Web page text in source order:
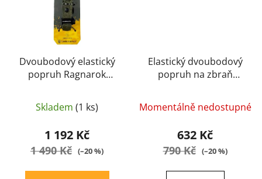
Dvoubodový elastický
popruh Ragnarok
(Oliva)
Skladem (1 ks)
1 192 Kč
1 490 Kč (–20 %)
Elastický dvoubodový
popruh na zbraň
OD/MC
Momentálně nedostupné
632 Kč
790 Kč (–20 %)